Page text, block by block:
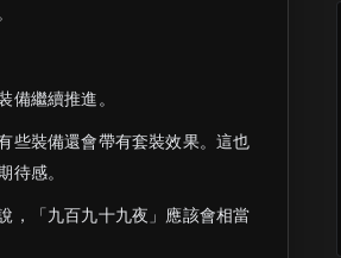
繼續推進。
些裝備還會帶有套裝效果。這也
感。
，「九百九十九夜」應該會相當